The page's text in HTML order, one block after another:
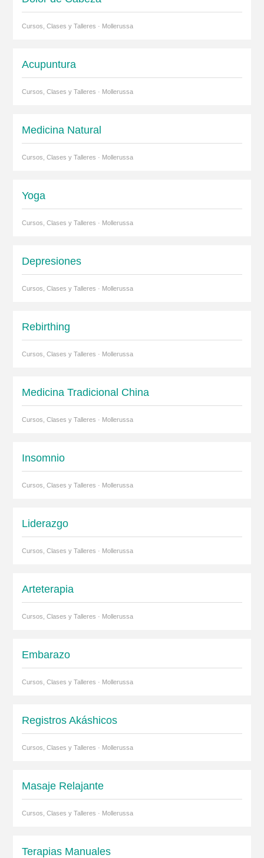
Cursos, Clases y Talleres · Mollerussa
Acupuntura
Cursos, Clases y Talleres · Mollerussa
Medicina Natural
Cursos, Clases y Talleres · Mollerussa
Yoga
Cursos, Clases y Talleres · Mollerussa
Depresiones
Cursos, Clases y Talleres · Mollerussa
Rebirthing
Cursos, Clases y Talleres · Mollerussa
Medicina Tradicional China
Cursos, Clases y Talleres · Mollerussa
Insomnio
Cursos, Clases y Talleres · Mollerussa
Liderazgo
Cursos, Clases y Talleres · Mollerussa
Arteterapia
Cursos, Clases y Talleres · Mollerussa
Embarazo
Cursos, Clases y Talleres · Mollerussa
Registros Akáshicos
Cursos, Clases y Talleres · Mollerussa
Masaje Relajante
Cursos, Clases y Talleres · Mollerussa
Terapias Manuales